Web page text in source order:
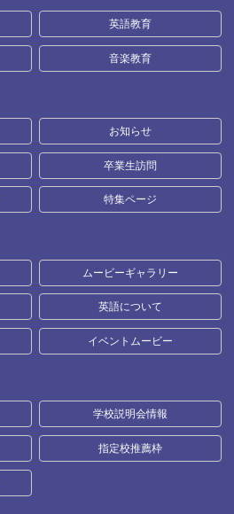
英語教育
音楽教育
お知らせ
卒業生訪問
特集ページ
ムービーギャラリー
英語について
イベントムービー
学校説明会情報
指定校推薦枠